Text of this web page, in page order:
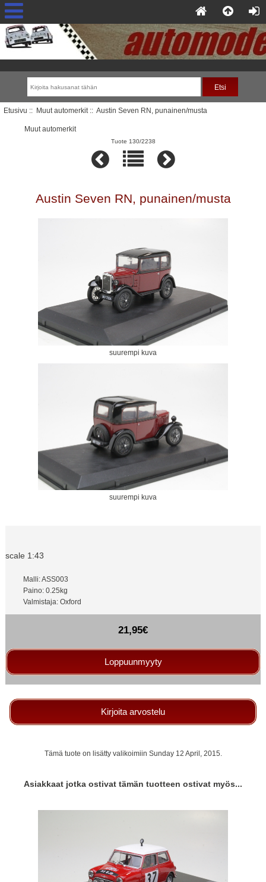
Etusivu :: Muut automerkit:: Austin Seven RN, punainen/musta
Muut automerkit
Tuote 130/2238
Austin Seven RN, punainen/musta
suurempi kuva
suurempi kuva
scale 1:43
Malli: ASS003
Paino: 0.25kg
Valmistaja: Oxford
21,95€
Loppuunmyyty
Kirjoita arvostelu
Tämä tuote on lisätty valikoimiin Sunday 12 April, 2015.
Asiakkaat jotka ostivat tämän tuotteen ostivat myös...